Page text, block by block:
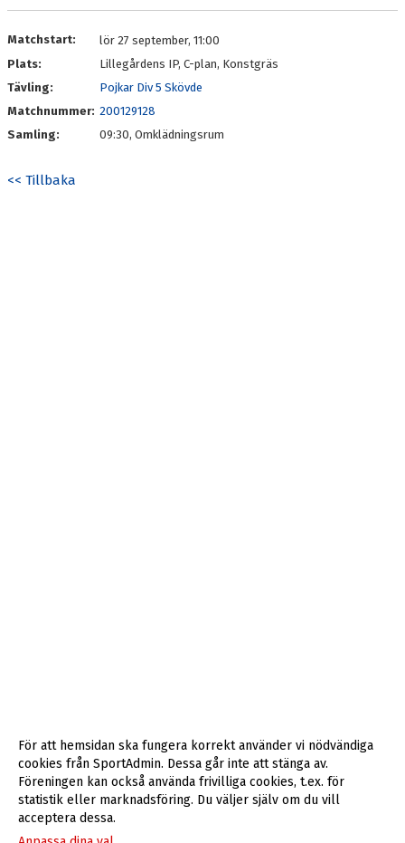
Matchstart:
lör 27 september, 11:00
Plats:
Lillegårdens IP, C-plan, Konstgräs
Tävling:
Pojkar Div 5 Skövde
Matchnummer: 200129128
Samling:
09:30, Omklädningsrum
<< Tillbaka
För att hemsidan ska fungera korrekt använder vi nödvändiga
cookies från SportAdmin. Dessa går inte att stänga av.
Föreningen kan också använda frivilliga cookies, t.ex. för
statistik eller marknadsföring. Du väljer själv om du vill
acceptera dessa.